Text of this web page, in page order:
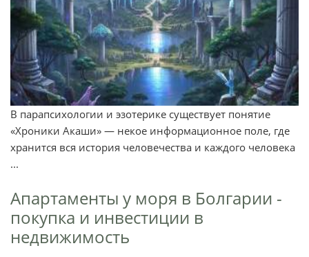
В парапсихологии и эзотерике существует понятие
«Хроники Акаши» — некое информационное поле, где
хранится вся история человечества и каждого человека
...
Апартаменты у моря в Болгарии -
покупка и инвестиции в
недвижимость